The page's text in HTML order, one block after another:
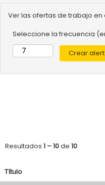
Ver las ofertas de trabajo
Seleccione la frecuencia
Resultados 1 – 10de 10
Título